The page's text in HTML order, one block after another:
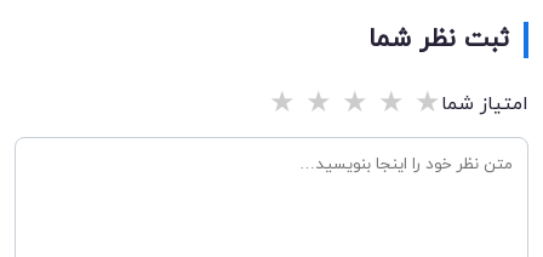
ثبت نظر شما
امتیاز شما★
★
★
★
★